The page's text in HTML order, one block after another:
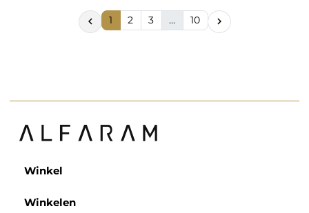
 1 2 3 … 10 
Winkel
Winkelen